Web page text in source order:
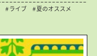
ライブ
夏のオススメ